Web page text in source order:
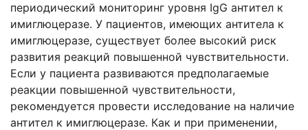
периодический мониторинг уровня IgG антител к
имиглюцеразе. У пациентов, имеющих антитела к
имиглюцеразе, существует более высокий риск
развития реакций повышенной чувствительности.
Если у пациента развиваются предполагаемые
реакции повышенной чувствительности,
рекомендуется провести исследование на наличие
антител к имиглюцеразе. Как и при применении,